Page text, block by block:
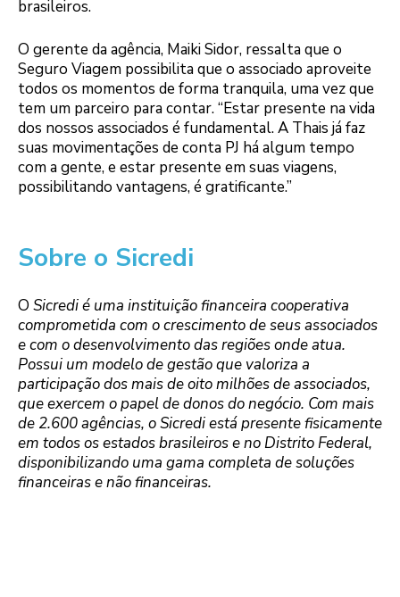
brasileiros.
O gerente da agência, Maiki Sidor, ressalta que o
Seguro Viagem possibilita que o associado aproveite
todos os momentos de forma tranquila, uma vez que
tem um parceiro para contar. “Estar presente na vida
dos nossos associados é fundamental. A Thais já faz
suas movimentações de conta PJ há algum tempo
com a gente, e estar presente em suas viagens,
possibilitando vantagens, é gratificante.”
Sobre o Sicredi
O Sicredi é uma instituição financeira cooperativa
comprometida com o crescimento de seus associados
e com o desenvolvimento das regiões onde atua.
Possui um modelo de gestão que valoriza a
participação dos mais de oito milhões de associados,
que exercem o papel de donos do negócio. Com mais
de 2.600 agências, o Sicredi está presente fisicamente
em todos os estados brasileiros e no Distrito Federal,
disponibilizando uma gama completa de soluções
financeiras e não financeiras.